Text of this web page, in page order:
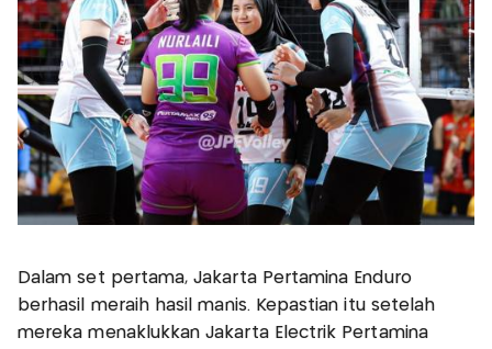
Dalam set pertama, Jakarta Pertamina Enduro
berhasil meraih hasil manis. Kepastian itu setelah
mereka menaklukkan Jakarta Electrik Pertamina